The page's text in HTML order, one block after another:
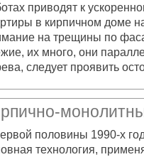
приводят к
в кирпичном доме
на трещины по
их много, они
следует проявить
половины 1990-х
технология,